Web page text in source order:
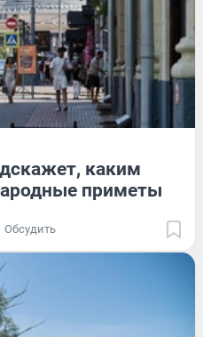
каким
приметы
Обсудить